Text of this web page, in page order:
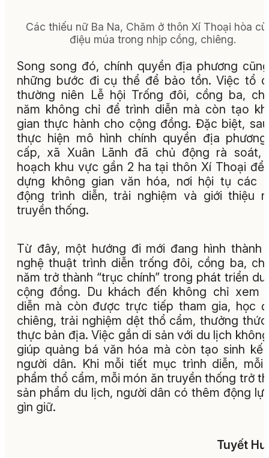
Các thiếu nữ Ba Na, Chăm ở thôn Xí Thoại hòa
điệu múa trong nhịp cồng, chiêng.
Song song đó, chính quyền địa phương
những bước đi cụ thể để bảo tồn. Việc tổ
thường niên Lễ hội Trống đôi, cồng ba,
năm không chỉ để trình diễn mà còn tạo
gian thực hành cho cộng đồng. Đặc biệt,
thực hiện mô hình chính quyền địa
cấp, xã Xuân Lãnh đã chủ động rà soát,
hoạch khu vực gần 2 ha tại thôn Xí Thoại để
dựng không gian văn hóa, nơi hội tụ các
động trình diễn, trải nghiệm và giới thiệu
truyền thống.
Từ đây, một hướng đi mới đang hình thành
nghệ thuật trình diễn trống đôi, cồng ba,
năm trở thành “trục chính” trong phát triển
cộng đồng. Du khách đến không chỉ xem
diễn mà còn được trực tiếp tham gia, học
chiêng, trải nghiệm dệt thổ cẩm, thưởng
thực bản địa. Việc gắn di sản với du lịch
giúp quảng bá văn hóa mà còn tạo sinh kế
người dân. Khi mỗi tiết mục trình diễn, mỗi
phẩm thổ cẩm, mỗi món ăn truyền thống trở
sản phẩm du lịch, người dân có thêm động
gìn giữ.
Tuyết